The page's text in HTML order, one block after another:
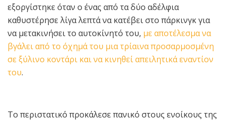
εξοργίστηκε όταν ο ένας από τα δύο αδέλφια
καθυστέρησε λίγα λεπτά να κατέβει στο πάρκινγκ για
να μετακινήσει το αυτοκίνητό του, με αποτέλεσμα να
βγάλει από το όχημά του μια τρίαινα προσαρμοσμένη
σε ξύλινο κοντάρι και να κινηθεί απειλητικά εναντίον
του.
Το περιστατικό προκάλεσε πανικό στους ενοίκους της